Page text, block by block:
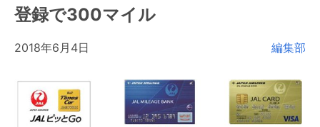
登録で300マイル
2018年6月4日 編集部